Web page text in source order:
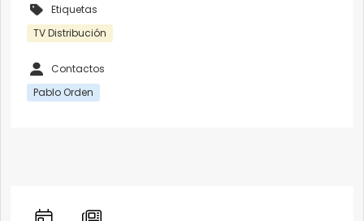
Etiquetas
TV Distribución
Contactos
Pablo Orden